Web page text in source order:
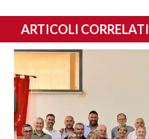
ARTICOLI CORRELATI